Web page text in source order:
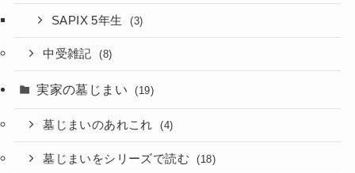
SAPIX 5年生 (3)
中受雑記 (8)
実家の墓じまい (19)
墓じまいのあれこれ (4)
墓じまいをシリーズで読む (18)